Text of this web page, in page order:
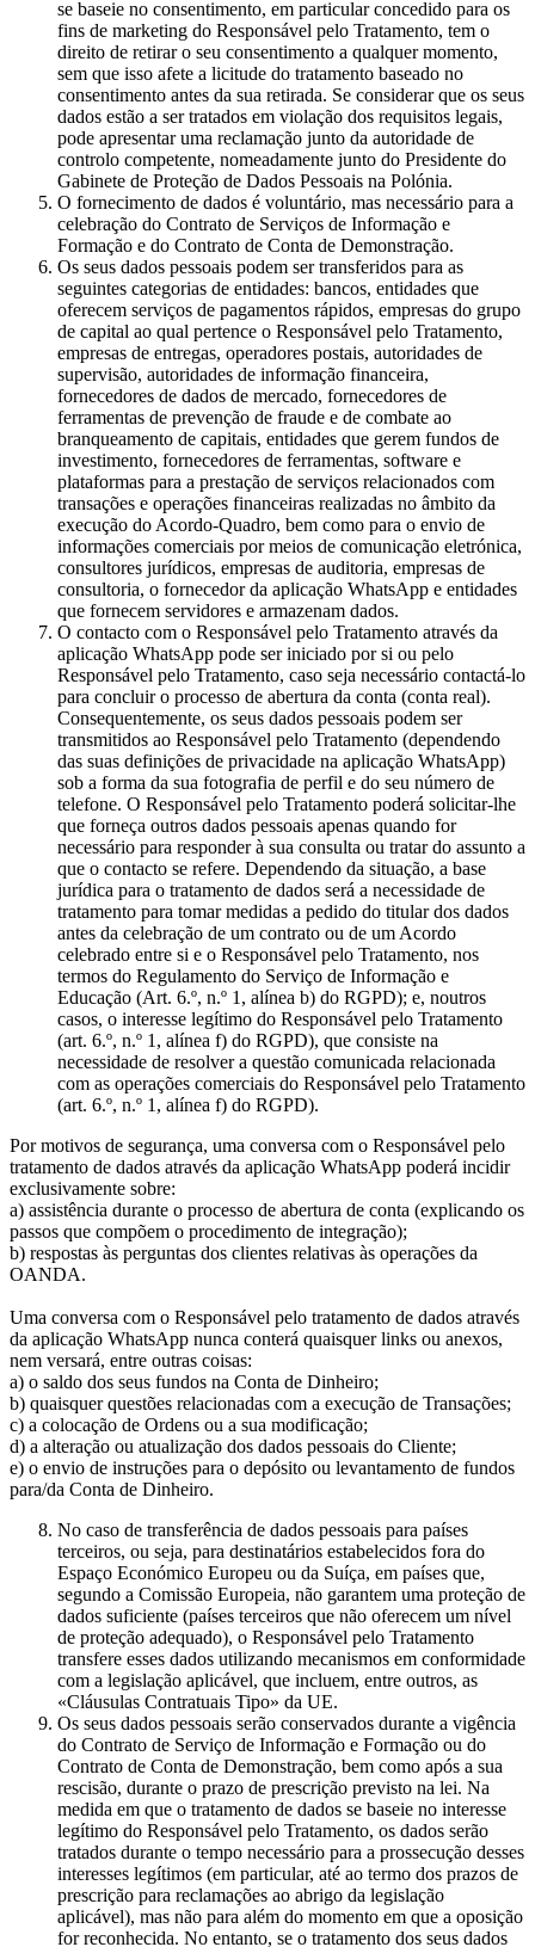
se baseie no consentimento, em particular concedido para os
fins de marketing do Responsável pelo Tratamento, tem o
direito de retirar o seu consentimento a qualquer momento,
sem que isso afete a licitude do tratamento baseado no
consentimento antes da sua retirada. Se considerar que os seus
dados estão a ser tratados em violação dos requisitos legais,
pode apresentar uma reclamação junto da autoridade de
controlo competente, nomeadamente junto do Presidente do
Gabinete de Proteção de Dados Pessoais na Polónia.
O fornecimento de dados é voluntário, mas necessário para a
celebração do Contrato de Serviços de Informação e
Formação e do Contrato de Conta de Demonstração.
Os seus dados pessoais podem ser transferidos para as
seguintes categorias de entidades: bancos, entidades que
oferecem serviços de pagamentos rápidos, empresas do grupo
de capital ao qual pertence o Responsável pelo Tratamento,
empresas de entregas, operadores postais, autoridades de
supervisão, autoridades de informação financeira,
fornecedores de dados de mercado, fornecedores de
ferramentas de prevenção de fraude e de combate ao
branqueamento de capitais, entidades que gerem fundos de
investimento, fornecedores de ferramentas, software e
plataformas para a prestação de serviços relacionados com
transações e operações financeiras realizadas no âmbito da
execução do Acordo-Quadro, bem como para o envio de
informações comerciais por meios de comunicação eletrónica,
consultores jurídicos, empresas de auditoria, empresas de
consultoria, o fornecedor da aplicação WhatsApp e entidades
que fornecem servidores e armazenam dados.
O contacto com o Responsável pelo Tratamento através da
aplicação WhatsApp pode ser iniciado por si ou pelo
Responsável pelo Tratamento, caso seja necessário contactá-lo
para concluir o processo de abertura da conta (conta real).
Consequentemente, os seus dados pessoais podem ser
transmitidos ao Responsável pelo Tratamento (dependendo
das suas definições de privacidade na aplicação WhatsApp)
sob a forma da sua fotografia de perfil e do seu número de
telefone. O Responsável pelo Tratamento poderá solicitar-lhe
que forneça outros dados pessoais apenas quando for
necessário para responder à sua consulta ou tratar do assunto a
que o contacto se refere. Dependendo da situação, a base
jurídica para o tratamento de dados será a necessidade de
tratamento para tomar medidas a pedido do titular dos dados
antes da celebração de um contrato ou de um Acordo
celebrado entre si e o Responsável pelo Tratamento, nos
termos do Regulamento do Serviço de Informação e
Educação (Art. 6.º, n.º 1, alínea b) do RGPD); e, noutros
casos, o interesse legítimo do Responsável pelo Tratamento
(art. 6.º, n.º 1, alínea f) do RGPD), que consiste na
necessidade de resolver a questão comunicada relacionada
com as operações comerciais do Responsável pelo Tratamento
(art. 6.º, n.º 1, alínea f) do RGPD).
Por motivos de segurança, uma conversa com o Responsável pelo
tratamento de dados através da aplicação WhatsApp poderá incidir
exclusivamente sobre:
a) assistência durante o processo de abertura de conta (explicando os
passos que compõem o procedimento de integração);
b) respostas às perguntas dos clientes relativas às operações da
OANDA.
Uma conversa com o Responsável pelo tratamento de dados através
da aplicação WhatsApp nunca conterá quaisquer links ou anexos,
nem versará, entre outras coisas:
a) o saldo dos seus fundos na Conta de Dinheiro;
b) quaisquer questões relacionadas com a execução de Transações;
c) a colocação de Ordens ou a sua modificação;
d) a alteração ou atualização dos dados pessoais do Cliente;
e) o envio de instruções para o depósito ou levantamento de fundos
para/da Conta de Dinheiro.
No caso de transferência de dados pessoais para países
terceiros, ou seja, para destinatários estabelecidos fora do
Espaço Económico Europeu ou da Suíça, em países que,
segundo a Comissão Europeia, não garantem uma proteção de
dados suficiente (países terceiros que não oferecem um nível
de proteção adequado), o Responsável pelo Tratamento
transfere esses dados utilizando mecanismos em conformidade
com a legislação aplicável, que incluem, entre outros, as
«Cláusulas Contratuais Tipo» da UE.
Os seus dados pessoais serão conservados durante a vigência
do Contrato de Serviço de Informação e Formação ou do
Contrato de Conta de Demonstração, bem como após a sua
rescisão, durante o prazo de prescrição previsto na lei. Na
medida em que o tratamento de dados se baseie no interesse
legítimo do Responsável pelo Tratamento, os dados serão
tratados durante o tempo necessário para a prossecução desses
interesses legítimos (em particular, até ao termo dos prazos de
prescrição para reclamações ao abrigo da legislação
aplicável), mas não para além do momento em que a oposição
for reconhecida. No entanto, se o tratamento dos seus dados